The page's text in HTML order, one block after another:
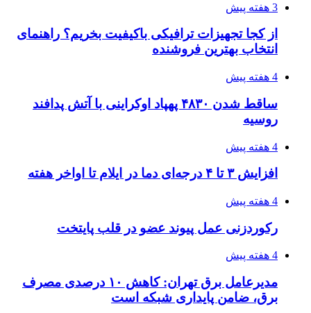
3 هفته پیش
از کجا تجهیزات ترافیکی باکیفیت بخریم؟ راهنمای
انتخاب بهترین فروشنده
4 هفته پیش
ساقط شدن ۴۸۳۰ پهپاد اوکراینی با آتش پدافند
روسیه
4 هفته پیش
افزایش ۳ تا ۴ درجه‌ای دما در ایلام تا اواخر هفته
4 هفته پیش
رکوردزنی عمل پیوند عضو در قلب پایتخت
4 هفته پیش
مدیرعامل برق تهران: کاهش ۱۰ درصدی مصرف
برق، ضامن پایداری شبکه است